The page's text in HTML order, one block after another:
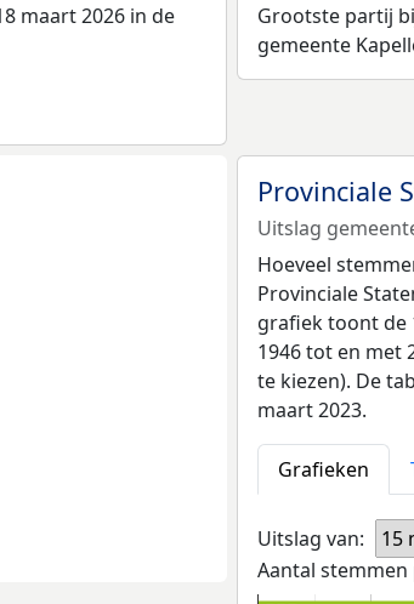
maart 2026 in de
Grootste partij
gemeente
Provinciale
Uitslag
Hoeveel
Provinciale
grafiek toont de
1946 tot en met
te kiezen). De
maart 2023.
Grafieken
Uitslag van:
15
Aantal